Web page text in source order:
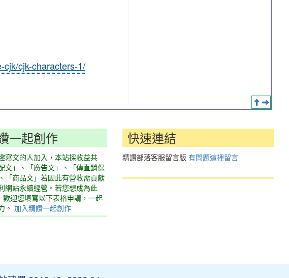
cjk-characters-1/
一起創作
寫文的人加入，本站採收益共
文」、「廣告文」、「傳直銷保
「商品文」若因此有營收需貢獻
網站永續經營。若您想成為此
歡迎您填寫以下表格申請，一起
。 加入精讚一起創作
快速連結
精讚部落客服留言版 有問題這裡留言